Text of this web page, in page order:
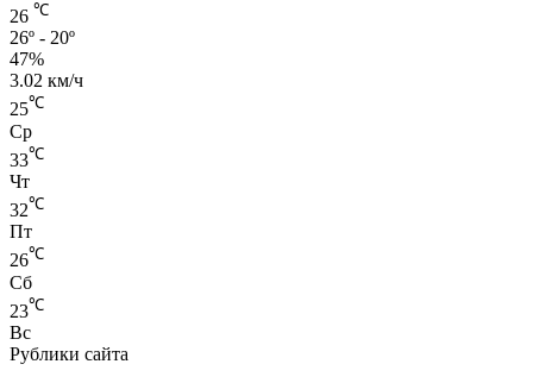
26 ℃
26º - 20º
47%
3.02 км/ч
25℃
Ср
33℃
Чт
32℃
Пт
26℃
Сб
23℃
Вс
Рублики сайта